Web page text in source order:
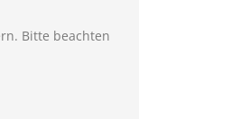
Bitte beachten